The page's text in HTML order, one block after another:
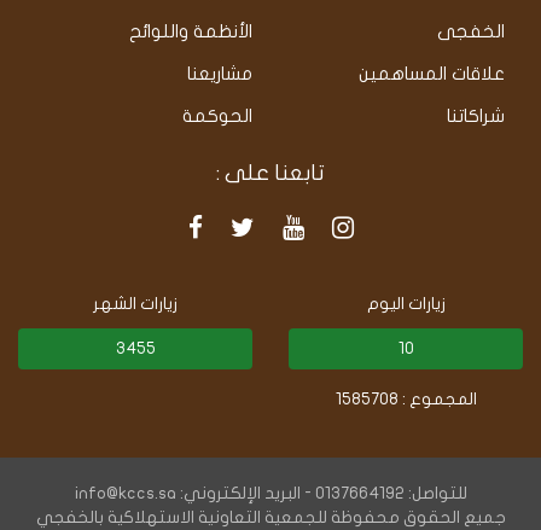
الخفجى الأنظمة واللوائح
علاقات المساهمين مشاريعنا
شراكاتنا الحوكمة
تابعنا على :
زيارات اليوم
10
زيارات الشهر
3455
المجموع : 1585708
للتواصل: 0137664192 - البريد الإلكتروني: info@kccs.sa
جميع الحقوق محفوظة للجمعية التعاونية الاستهلاكية بالخفجي